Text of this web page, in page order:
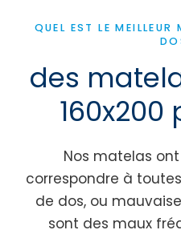
des
160x200
QUEL EST LE
Nos matelas
correspondre à
de dos, ou
sont des maux